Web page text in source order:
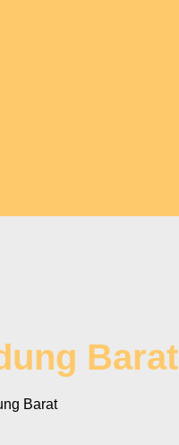
Barat
Barat